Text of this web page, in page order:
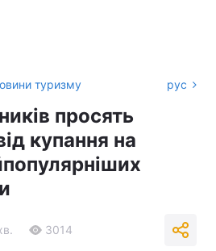
туризму рус
просять
купання на
3014